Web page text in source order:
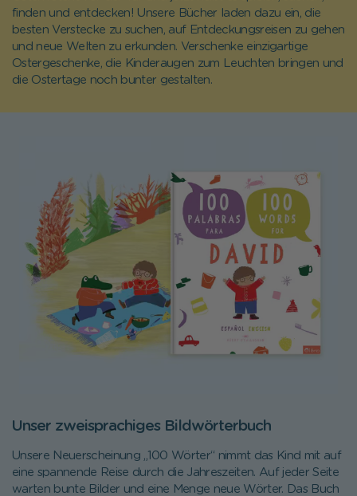
finden und entdecken! Unsere Bücher laden dazu ein, die
besten Verstecke zu suchen, auf Entdeckungsreisen zu gehen
und neue Welten zu erkunden. Verschenke einzigartige
Ostergeschenke, die Kinderaugen zum Leuchten bringen und
die Ostertage noch bunter gestalten.
Unser zweisprachiges Bildwörterbuch
Unsere Neuerscheinung „100 Wörter“ nimmt das Kind mit auf
eine spannende Reise durch die Jahreszeiten. Auf jeder Seite
warten bunte Bilder und eine Menge neue Wörter. Das Buch